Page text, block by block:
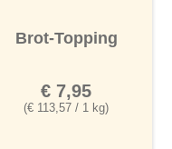
Brot-Topping
(€ 113,57 / 1 kg)
€ 7,95